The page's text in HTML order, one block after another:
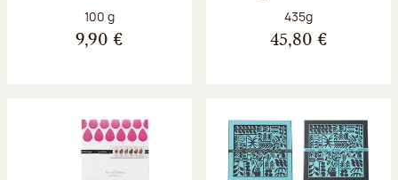
Poids net :
100 g
9,90 €
Poids net :
435g
45,80 €